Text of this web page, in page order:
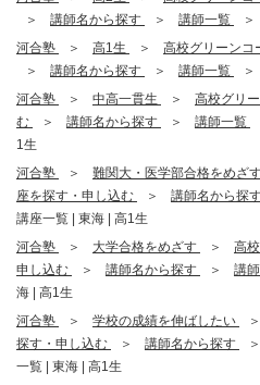
講師名から探す
講師一覧
河合塾
高1生 高校グリーンコ
講師名から探す
講師一覧
河合塾
中高一貫生 高校グリ
む
講師名から探す 講師一覧
1生
河合塾
難関大・医学部合格をめざ
座を探す・申し込む
講師名から探
講座一覧 | 東海 | 高1生
河合塾
大学合格をめざす 高
申し込む
講師名から探す 講
海 | 高1生
河合塾
学校の成績を伸ばしたい
探す・申し込む
講師名から探す
一覧 | 東海 | 高1生